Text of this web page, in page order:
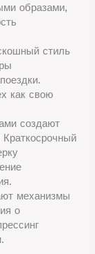
образами,
стиль
как свою
создают
механизмы
о